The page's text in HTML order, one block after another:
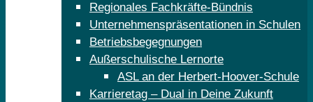
Regionales Fachkräfte-Bündnis
Unternehmenspräsentationen in Schulen
Betriebsbegegnungen
Außerschulische Lernorte
ASL an der Herbert-Hoover-Schule
Karrieretag – Dual in Deine Zukunft